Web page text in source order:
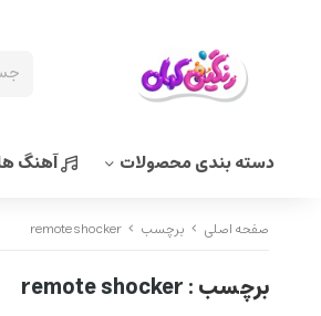
دسته بندی محصولات آهنگ
صفحه اصلی برچسب
برچسب: remote shocker